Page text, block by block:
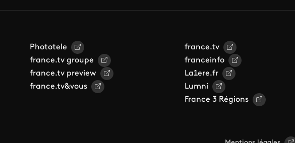
Phototele
france.tv groupe
france.tv preview
france.tv&vous
france.tv
franceinfo
La1ere.fr
Lumni
France 3 Régions